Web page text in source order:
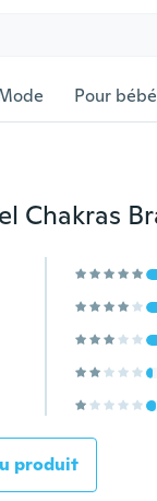
Pour bébé
produit